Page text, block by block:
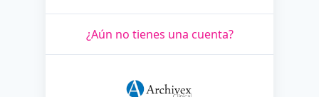
¿Aún no tienes una cuenta?